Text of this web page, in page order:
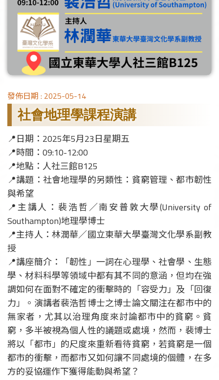
發佈日期 : 2025-05-14
社會地理學課程演講
📍日期：2025年5月23日星期五
📍時間：09:10-12:00
📍地點：人社三館B125
📍講題：社會地理學的另類性：貧窮管理、都市韌性
與希望
📍主講人：裴浩哲／南安普敦大學(University of
Southampton)地理學博士
📍主持人：林潤華／國立東華大學臺灣文化學系副教
授
📍講座簡介：「韌性」一詞在心理學、社會學、生態
學、材料科學等領域中都有其不同的意涵，但均在強
調如何在面對不確定的衝擊時的「容受力」及「回復
力」。演講者裴浩哲博士之博士論文關注在都市中的
無家者，尤其以治理角度來討論都市中的貧窮。貧
窮，多半被視為個人性的議題或處境，然而，裴博士
將以「都市」的尺度來重新看待貧窮，若貧窮是一個
都市的衝擊，而都市又如何讓不同處境的個體，在多
方的妥協運作下獲得能動與希望？